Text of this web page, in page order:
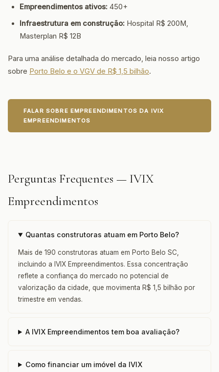
Empreendimentos ativos: 450+
Infraestrutura em construção: Hospital R$ 200M,
Masterplan R$ 12B
Para uma análise detalhada do mercado, leia nosso artigo
sobre Porto Belo e o VGV de R$ 1,5 bilhão.
FALAR SOBRE EMPREENDIMENTOS DA IVIX
EMPREENDIMENTOS
Perguntas Frequentes — IVIX
Empreendimentos
Quantas construtoras atuam em Porto Belo?
Mais de 190 construtoras atuam em Porto Belo SC,
incluindo a IVIX Empreendimentos. Essa concentração
reflete a confiança do mercado no potencial de
valorização da cidade, que movimenta R$ 1,5 bilhão por
trimestre em vendas.
A IVIX Empreendimentos tem boa avaliação?
Como financiar um imóvel da IVIX